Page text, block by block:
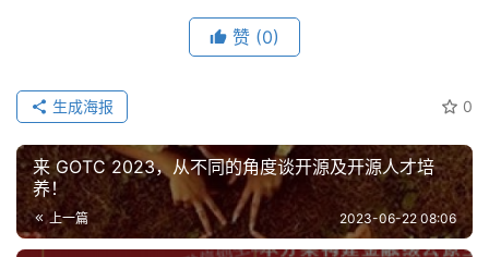
赞 (0)
0
生成海报
来 GOTC 2023，从不同的角度谈开源及开源人才培
养！
上一篇 2023-06-22 08:06